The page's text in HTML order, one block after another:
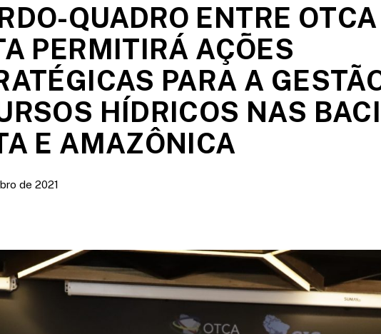
QUADRO ENTRE
PERMITIRÁ AÇÕES
PARA A
HÍDRICOS NAS
E AMAZÔNICA
de 2021